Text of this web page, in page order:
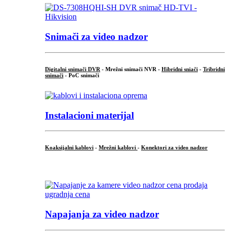
Snimači za video nadzor
Digitalni snimači DVR - Mrežni snimači NVR - Hibridni sniači - Tribridni
snimači - PoC snimači
Instalacioni materijal
Koaksijalni kablovi - Mrežni kablovi - Konektori za video nadzor
Napajanja za video nadzor